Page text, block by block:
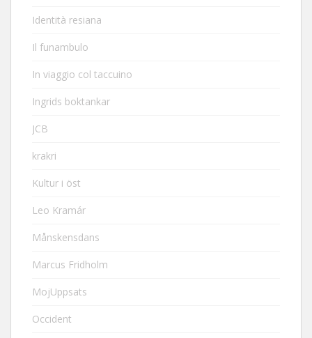
Identità resiana
Il funambulo
In viaggio col taccuino
Ingrids boktankar
JCB
krakri
Kultur i öst
Leo Kramár
Månskensdans
Marcus Fridholm
MojUppsats
Occident